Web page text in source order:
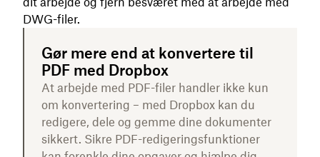
DWG-filer.
Gør mere end at konvertere til
PDF med Dropbox
At arbejde med PDF-filer handler ikke kun
om konvertering – med Dropbox kan du
redigere, dele og gemme dine dokumenter
sikkert. Sikre PDF-redigeringsfunktioner